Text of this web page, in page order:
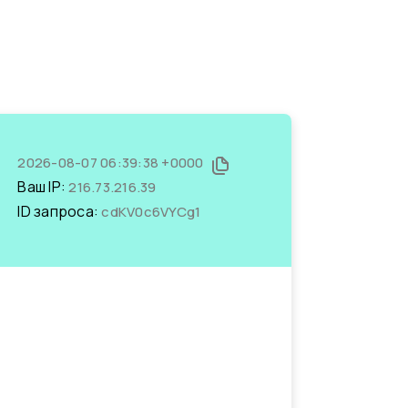
2026-08-07 06:39:38 +0000
Ваш IP:216.73.216.39
ID запроса:cdKV0c6VYCg1